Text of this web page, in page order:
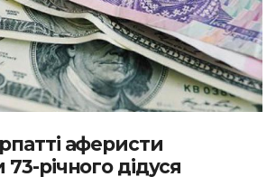
аферисти
річного дідуся